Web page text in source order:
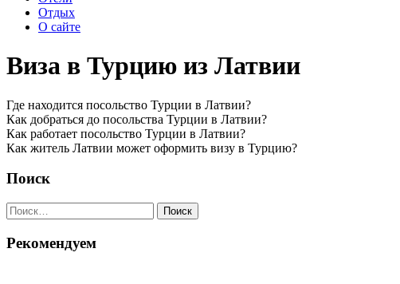
Отдых
О сайте
Виза в Турцию из Латвии
Где находится посольство Турции в Латвии?
Как добраться до посольства Турции в Латвии?
Как работает посольство Турции в Латвии?
Как житель Латвии может оформить визу в Турцию?
Поиск
Найти:
Рекомендуем